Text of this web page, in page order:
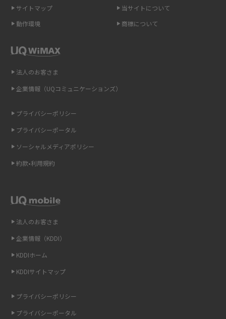
ポケット型Wi-Fi（モバイルWi-Fi）とは？おススメする方の特徴や選び方を
即日受け取りできるポケット型Wi-Fiはある？すぐに使うための方法や注意
ONU（光回線終端装置）とは？モデム・ルーター・ホームゲートウェイと
ギガバイト（GB）とは？1GBの目安やギガが足りない時の対処法を紹介
Wi-Fi 6とは？Wi-Fi 5との違いやメリットと注意点、規格の種類も解説
Wi-Fiを自宅に設置する方法は？必要なことやポイントも紹介
光ファイバーとは？仕組みやメリット・デメリットを初心者向けにわかり
やすく解説
を解説
6Gとはどんな通信技術？Beyond 5Gや実用化の課題などを解説
サイトマップ
当サイトについて
動作環境
商標について
法人のお客さま
企業情報（KDDI）
KDDIホーム
KDDIサイトマップ
プライバシーポリシー
プライバシーポータル
法人のお客さま
企業情報（UQコミュニケーションズ）
プライバシーポリシー
プライバシーポータル
ソーシャルメディアポリシー
約款•利用規約